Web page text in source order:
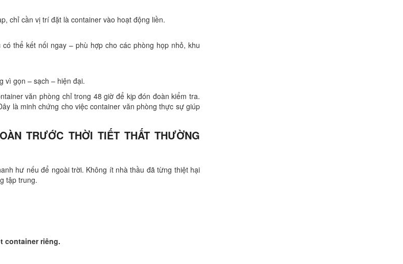
chỉ cần vị trí đặt là container vào hoạt động liền.
thể kết nối ngay – phù hợp cho các phòng họp nhỏ, khu
vì gọn – sạch – hiện đại.
văn phòng chỉ trong 48 giờ để kịp đón đoàn kiểm tra.
là minh chứng cho việc container văn phòng thực sự giúp
TRƯỚC THỜI TIẾT THẤT THƯỜNG
hư nếu để ngoài trời. Không ít nhà thầu đã từng thiệt hại
tập trung.
container riêng.